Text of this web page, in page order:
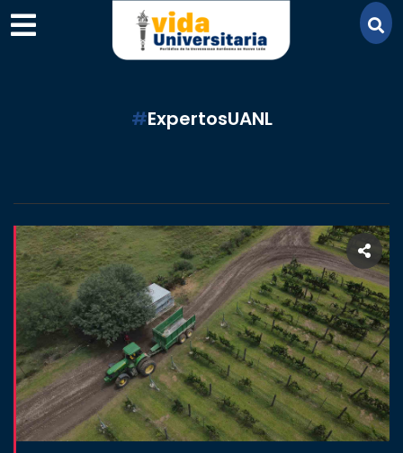
×
SECCIONES
ACADEMIA
CAMPUS UANL
COMUNIDAD UANL
CULTURA
#ExpertosUANL